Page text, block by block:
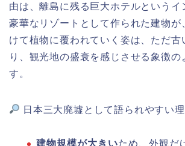
由は、離島に残る巨大ホテルというイ
豪華なリゾートとして作られた建物が
けて植物に覆われていく姿は、ただ古
り、観光地の盛衰を感じさせる象徴の
す。
日本三大廃墟として語られやすい
建物規模が大きいため、外観だ